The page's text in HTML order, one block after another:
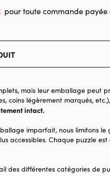
pour toute commande payée
Educa : un large choix
Puzzles - Villes et
Maquette Enfant
160 pièces
mais leur emballage peut
coins légèrement marqués,
intact.
imparfait, nous limitons le
accessibles. Chaque puzzle est
des différentes catégories de